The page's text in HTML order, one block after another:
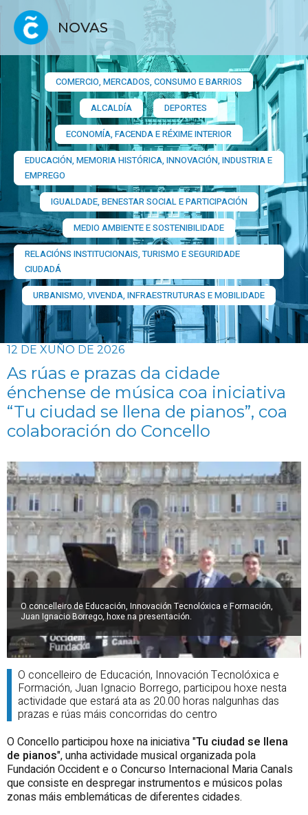
NOVAS
COMERCIO, MERCADOS, CONSUMO E BARRIOS​
ALCALDÍA
DEPORTES
ECONOMÍA, FACENDA E RÉXIME INTERIOR
EDUCACIÓN, MEMORIA HISTÓRICA, INNOVACIÓN, INDUSTRIA E
EMPREGO
IGUALDADE, BENESTAR SOCIAL E PARTICIPACIÓN
MEDIO AMBIENTE E SOSTENIBILIDADE
RELACIÓNS INSTITUCIONAIS, TURISMO E SEGURIDADE
CIUDADÁ
URBANISMO, VIVENDA, INFRAESTRUTURAS E MOBILIDADE
12 DE XUÑO DE 2026
As rúas e prazas da cidade
énchense de música coa iniciativa
“Tu ciudad se llena de pianos”, coa
colaboración do Concello
O concelleiro de Educación, Innovación Tecnolóxica e Formación,
Juan Ignacio Borrego, hoxe na presentación.
O concelleiro de Educación, Innovación Tecnolóxica e
Formación, Juan Ignacio Borrego, participou hoxe nesta
actividade que estará ata as 20.00 horas nalgunhas das
prazas e rúas máis concorridas do centro
O Concello participou hoxe na iniciativa "Tu ciudad se llena
de pianos", unha actividade musical organizada pola
Fundación Occident e o Concurso Internacional Maria Canals
que consiste en despregar instrumentos e músicos polas
zonas máis emblemáticas de diferentes cidades.